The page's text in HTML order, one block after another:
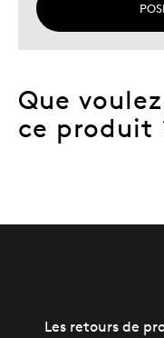
Que
ce produit
Les retours de